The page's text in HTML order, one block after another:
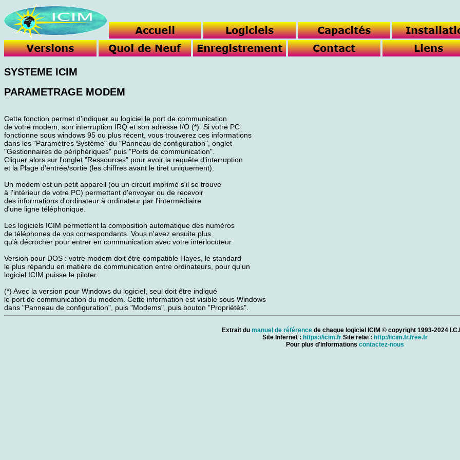
SYSTEME ICIM
PARAMETRAGE MODEM
Cette fonction permet d'indiquer au logiciel le port de communication
de votre modem, son interruption IRQ et son adresse I/O (*). Si votre PC
fonctionne sous windows 95 ou plus récent, vous trouverez ces informations
dans les "Paramètres Système" du "Panneau de configuration", onglet
"Gestionnaires de périphériques" puis "Ports de communication".
Cliquer alors sur l'onglet "Ressources" pour avoir la requête d'interruption
et la Plage d'entrée/sortie (les chiffres avant le tiret uniquement).
Un modem est un petit appareil (ou un circuit imprimé s'il se trouve
à l'intérieur de votre PC) permettant d'envoyer ou de recevoir
des informations d'ordinateur à ordinateur par l'intermédiaire
d'une ligne téléphonique.
Les logiciels ICIM permettent la composition automatique des numéros
de téléphones de vos correspondants. Vous n'avez ensuite plus
qu'à décrocher pour entrer en communication avec votre interlocuteur.
Version pour DOS : votre modem doit être compatible Hayes, le standard
le plus répandu en matière de communication entre ordinateurs, pour qu'un
logiciel ICIM puisse le piloter.
(*) Avec la version pour Windows du logiciel, seul doit être indiqué
le port de communication du modem. Cette information est visible sous Windows
dans "Panneau de configuration", puis "Modems", puis bouton "Propriétés".
Extrait du manuel de référencede chaque logiciel ICIM © copyright 1993-2024
Site Internet : https://icim.fr Site relai : http://icim.fr.free.fr
Pour plus d'informations contactez-nous